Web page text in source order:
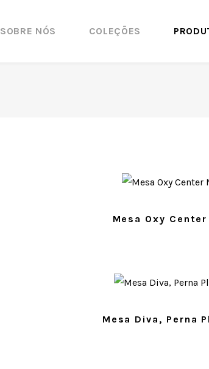
SOBRE NÓS COLEÇÕES
Mesa Oxy Center
Mesa Diva, Perna